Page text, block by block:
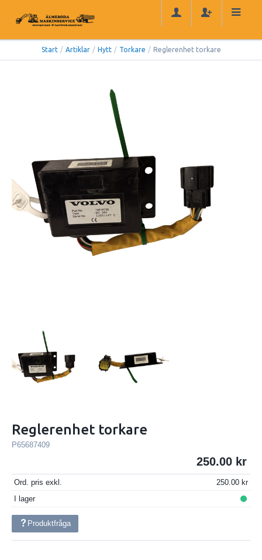
Start / Artiklar / Hytt / Torkare / Reglerenhet torkare
Reglerenhet torkare
P65687409
250.00
Ord. pris exkl.
250.00
I lager
Produktfråga